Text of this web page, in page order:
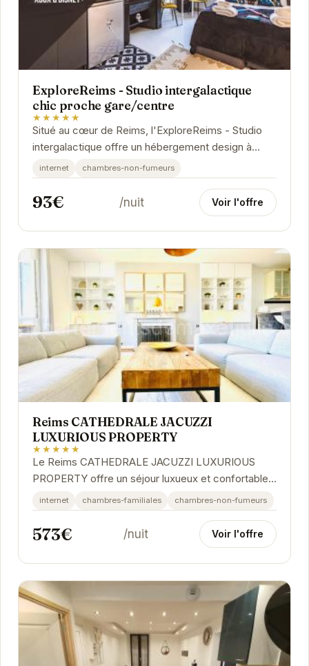
ExploreReims - Studio intergalactique
chic proche gare/centre
★★★★★
Situé au cœur de Reims, l'ExploreReims - Studio
intergalactique offre un hébergement design à
proximité des principaux attraits touristiques....
internet chambres-non-fumeurs
93€ /nuit Voir l'offre
Reims CATHEDRALE JACUZZI
LUXURIOUS PROPERTY
★★★★★
Le Reims CATHEDRALE JACUZZI LUXURIOUS
PROPERTY offre un séjour luxueux et confortable
au cœur de Reims. À proximité de la magnifique
cathédrale,...
internet chambres-familiales chambres-non-fumeurs
573€ /nuit Voir l'offre